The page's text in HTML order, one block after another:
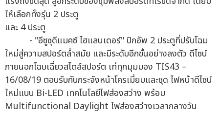
ให้เลือกทั้งรุ่น 2 ประตู
และ 4 ประตู
- "อีซูซุดีแมคซ์ ไฮแลนเดอร์" ปิกอัพ 2 ประตูที่ปรับโฉม
ใหม่สู่ความสปอร์ตล้ำสมัย และมีระดับอีกขั้นอย่างลงตัว ดีไซน์
ภายนอกโฉบเฉี่ยวสไตล์สปอร์ต เท่ทุกมุมมอง TIS43 –
16/08/19 ตอบรับกับกระจังหน้าโครเมี่ยมและชุด ไฟหน้าดีไซน์
ใหม่แบบ Bi-LED เทคโนโลยีไฟส่องสว่าง พร้อม
Multifunctional Daylight ไฟส่องสว่างเวลากลางวัน